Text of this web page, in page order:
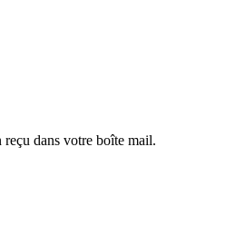
dans votre boîte mail.